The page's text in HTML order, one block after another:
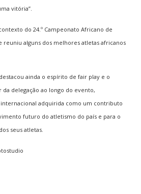
vitória”.
do 24.º Campeonato Africano de
reuniu alguns dos melhores atletas africanos
ainda o espírito de fair play e o
delegação ao longo do evento,
adquirida como um contributo
futuro do atletismo do país e para o
seus atletas.